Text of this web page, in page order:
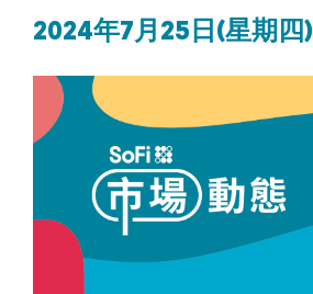
2024年7月25日(星期四)